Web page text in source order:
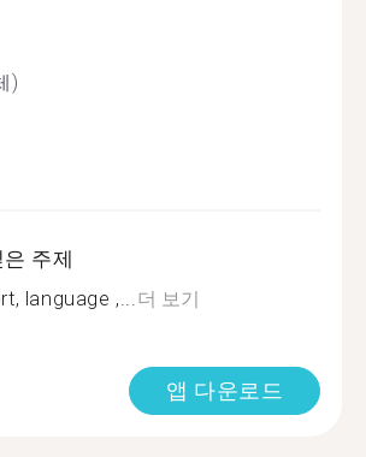
)
주제
language ,... 더 보기
앱 다운로드